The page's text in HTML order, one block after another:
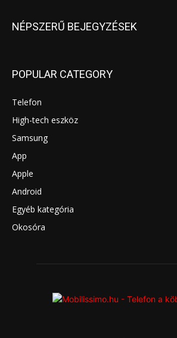
NÉPSZERŰ BEJEGYZÉSEK
POPULAR CATEGORY
Telefon
High-tech eszköz
Samsung
App
Apple
Android
Egyéb kategória
Okosóra